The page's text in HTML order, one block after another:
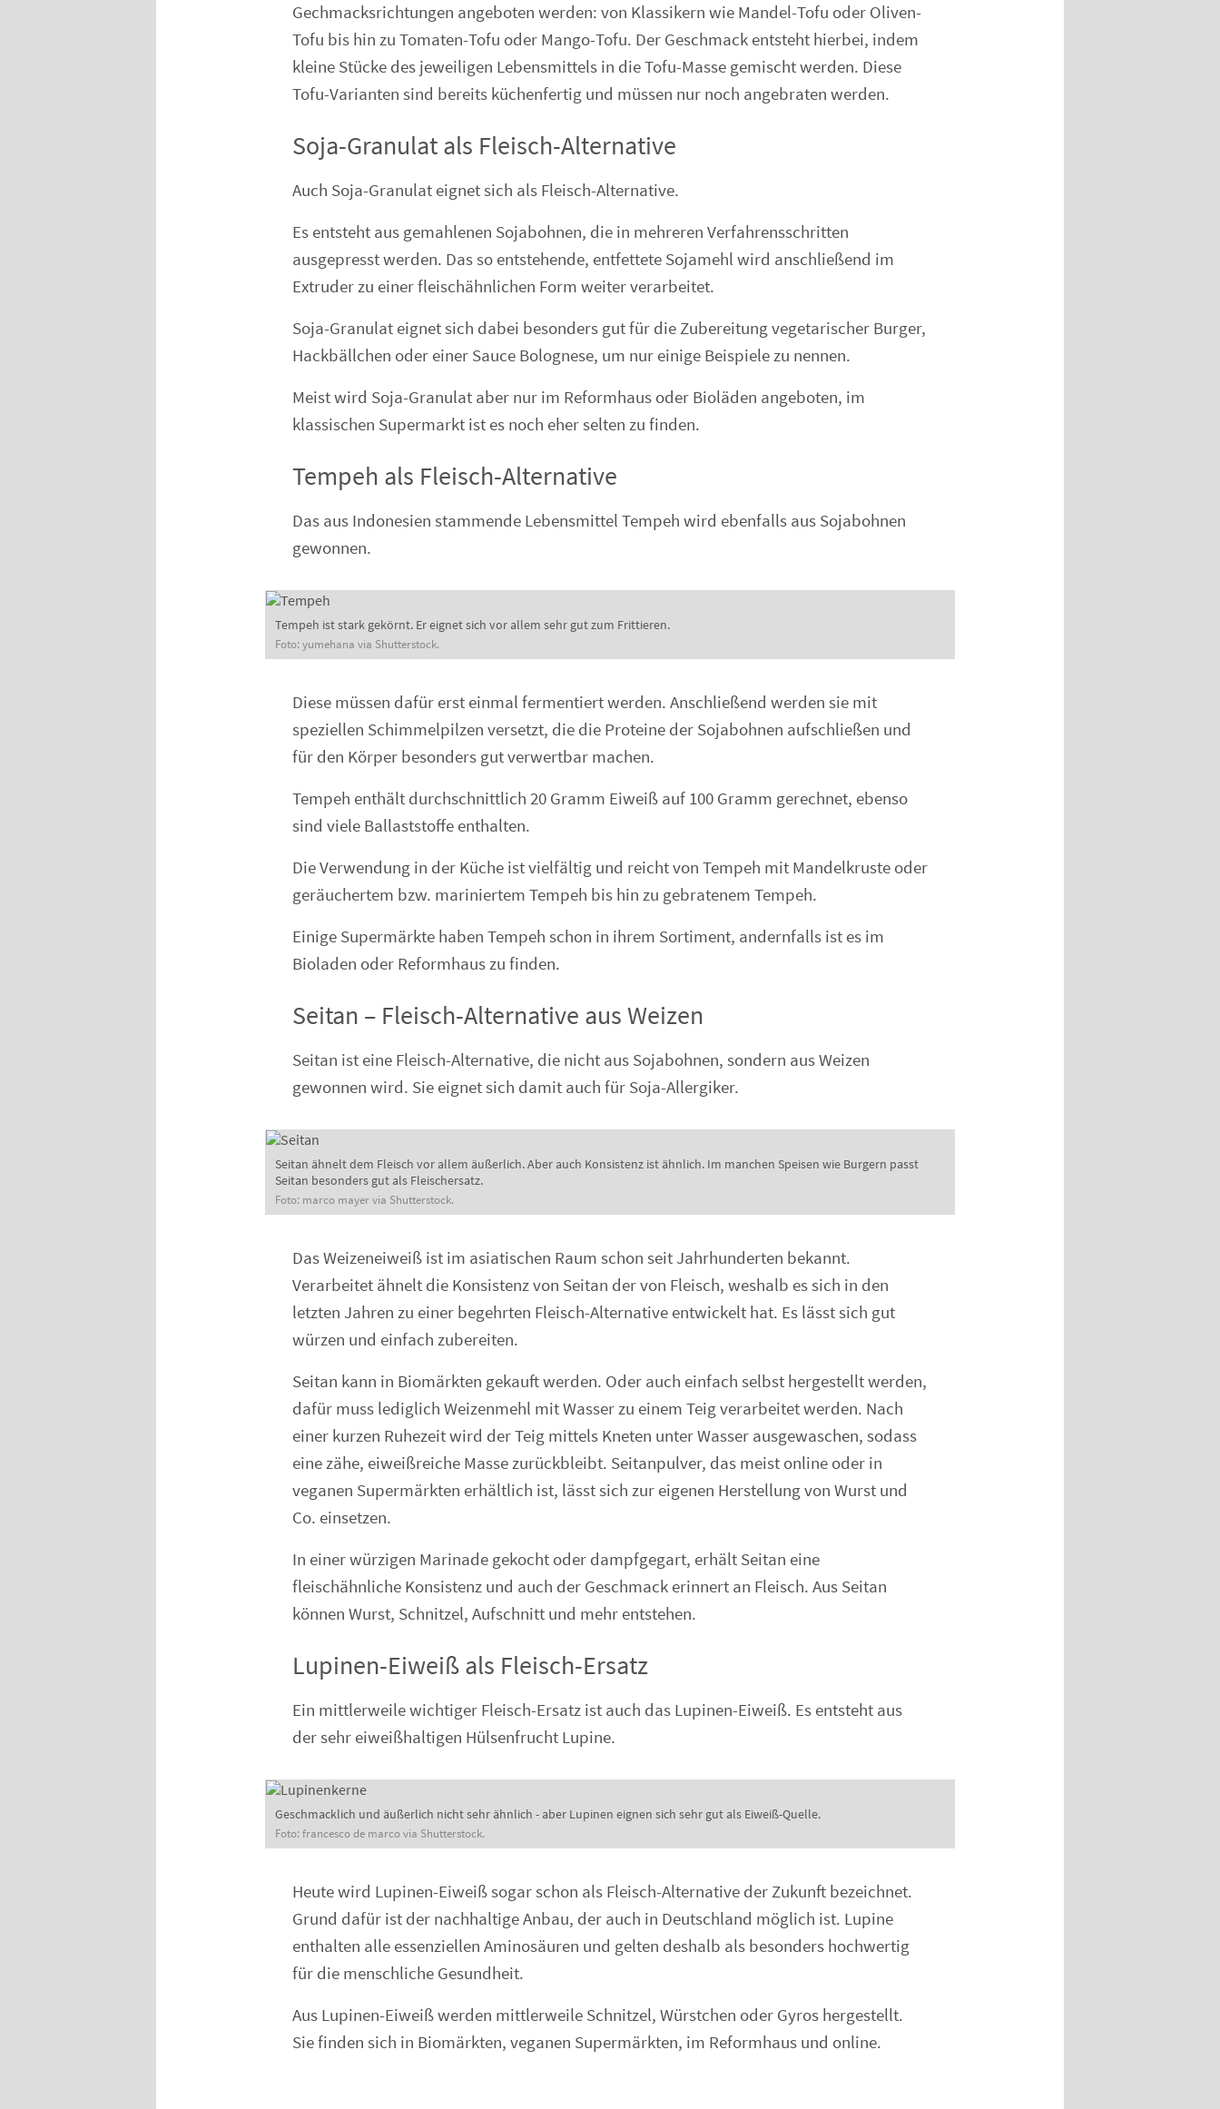
Gechmacksrichtungen angeboten werden: von Klassikern wie Mandel-Tofu oder Oliven-
Tofu bis hin zu Tomaten-Tofu oder Mango-Tofu. Der Geschmack entsteht hierbei, indem
kleine Stücke des jeweiligen Lebensmittels in die Tofu-Masse gemischt werden. Diese
Tofu-Varianten sind bereits küchenfertig und müssen nur noch angebraten werden.
Soja-Granulat als Fleisch-Alternative
Auch Soja-Granulat eignet sich als Fleisch-Alternative.
Es entsteht aus gemahlenen Sojabohnen, die in mehreren Verfahrensschritten
ausgepresst werden. Das so entstehende, entfettete Sojamehl wird anschließend im
Extruder zu einer fleischähnlichen Form weiter verarbeitet.
Soja-Granulat eignet sich dabei besonders gut für die Zubereitung vegetarischer Burger,
Hackbällchen oder einer Sauce Bolognese, um nur einige Beispiele zu nennen.
Meist wird Soja-Granulat aber nur im Reformhaus oder Bioläden angeboten, im
klassischen Supermarkt ist es noch eher selten zu finden.
Tempeh als Fleisch-Alternative
Das aus Indonesien stammende Lebensmittel Tempeh wird ebenfalls aus Sojabohnen
gewonnen.
Tempeh ist stark gekörnt. Er eignet sich vor allem sehr gut zum Frittieren.
Foto: yumehana via Shutterstock.
Diese müssen dafür erst einmal fermentiert werden. Anschließend werden sie mit
speziellen Schimmelpilzen versetzt, die die Proteine der Sojabohnen aufschließen und
für den Körper besonders gut verwertbar machen.
Tempeh enthält durchschnittlich 20 Gramm Eiweiß auf 100 Gramm gerechnet, ebenso
sind viele Ballaststoffe enthalten.
Die Verwendung in der Küche ist vielfältig und reicht von Tempeh mit Mandelkruste oder
geräuchertem bzw. mariniertem Tempeh bis hin zu gebratenem Tempeh.
Einige Supermärkte haben Tempeh schon in ihrem Sortiment, andernfalls ist es im
Bioladen oder Reformhaus zu finden.
Seitan – Fleisch-Alternative aus Weizen
Seitan ist eine Fleisch-Alternative, die nicht aus Sojabohnen, sondern aus Weizen
gewonnen wird. Sie eignet sich damit auch für Soja-Allergiker.
Seitan ähnelt dem Fleisch vor allem äußerlich. Aber auch Konsistenz ist ähnlich. Im manchen Speisen wie Burgern passt
Seitan besonders gut als Fleischersatz.
Foto: marco mayer via Shutterstock.
Das Weizeneiweiß ist im asiatischen Raum schon seit Jahrhunderten bekannt.
Verarbeitet ähnelt die Konsistenz von Seitan der von Fleisch, weshalb es sich in den
letzten Jahren zu einer begehrten Fleisch-Alternative entwickelt hat. Es lässt sich gut
würzen und einfach zubereiten.
Seitan kann in Biomärkten gekauft werden. Oder auch einfach selbst hergestellt werden,
dafür muss lediglich Weizenmehl mit Wasser zu einem Teig verarbeitet werden. Nach
einer kurzen Ruhezeit wird der Teig mittels Kneten unter Wasser ausgewaschen, sodass
eine zähe, eiweißreiche Masse zurückbleibt. Seitanpulver, das meist online oder in
veganen Supermärkten erhältlich ist, lässt sich zur eigenen Herstellung von Wurst und
Co. einsetzen.
In einer würzigen Marinade gekocht oder dampfgegart, erhält Seitan eine
fleischähnliche Konsistenz und auch der Geschmack erinnert an Fleisch. Aus Seitan
können Wurst, Schnitzel, Aufschnitt und mehr entstehen.
Lupinen-Eiweiß als Fleisch-Ersatz
Ein mittlerweile wichtiger Fleisch-Ersatz ist auch das Lupinen-Eiweiß. Es entsteht aus
der sehr eiweißhaltigen Hülsenfrucht Lupine.
Geschmacklich und äußerlich nicht sehr ähnlich - aber Lupinen eignen sich sehr gut als Eiweiß-Quelle.
Foto: francesco de marco via Shutterstock.
Heute wird Lupinen-Eiweiß sogar schon als Fleisch-Alternative der Zukunft bezeichnet.
Grund dafür ist der nachhaltige Anbau, der auch in Deutschland möglich ist. Lupine
enthalten alle essenziellen Aminosäuren und gelten deshalb als besonders hochwertig
für die menschliche Gesundheit.
Aus Lupinen-Eiweiß werden mittlerweile Schnitzel, Würstchen oder Gyros hergestellt.
Sie finden sich in Biomärkten, veganen Supermärkten, im Reformhaus und online.